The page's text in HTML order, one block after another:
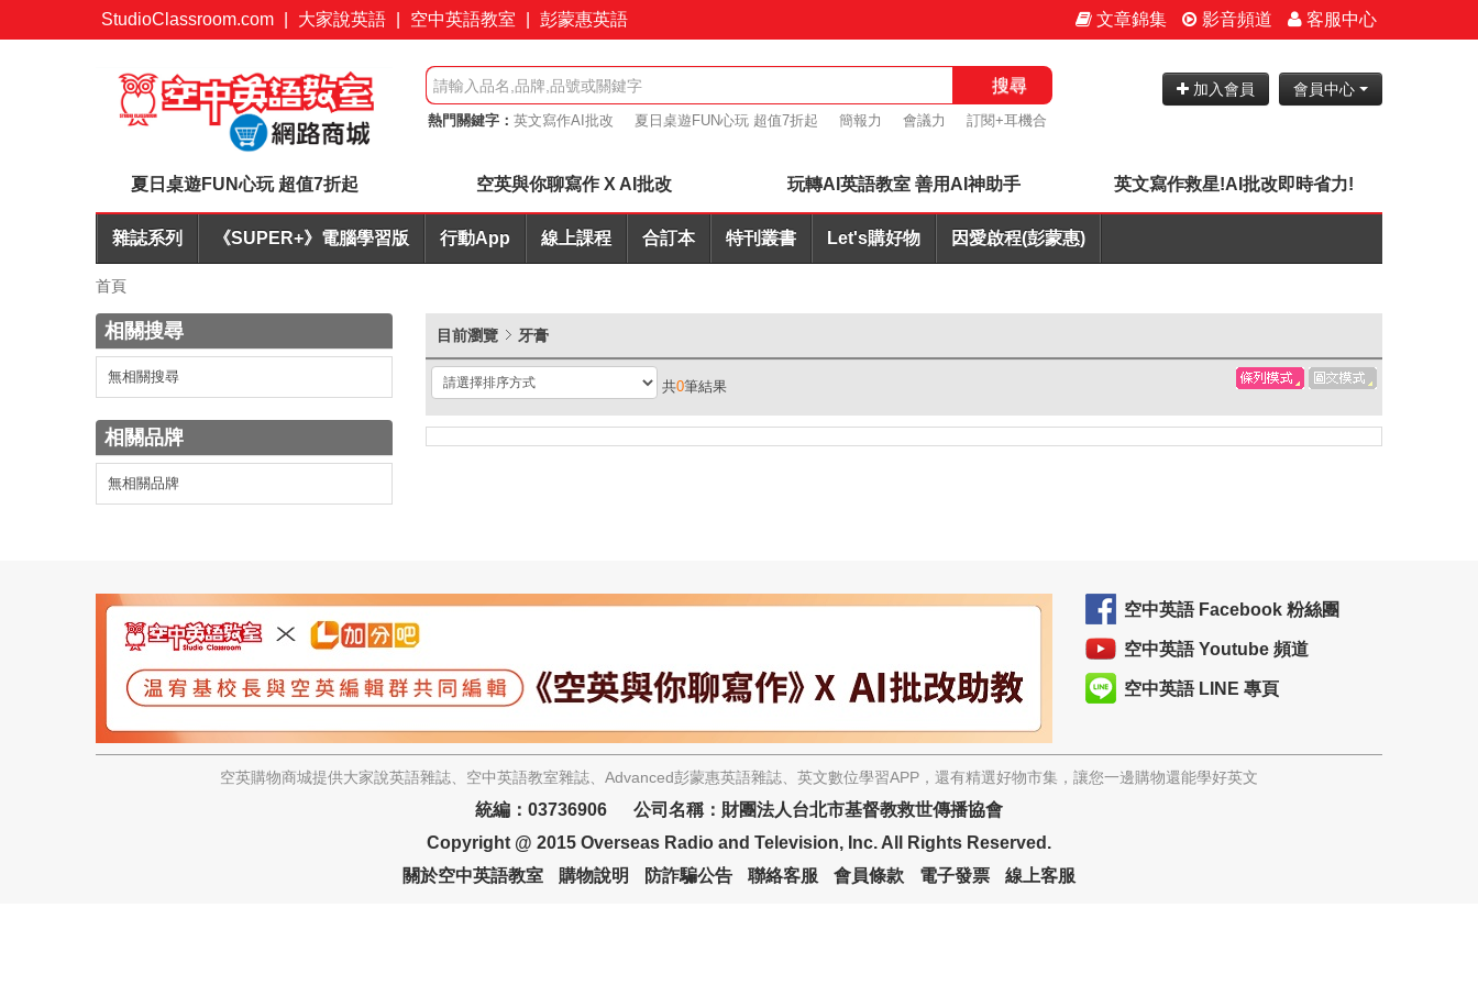
StudioClassroom.com 大家說英語 空中英語教室 彭蒙惠英語 文章錦集 影音頻道 客服中心
搜尋
熱門關鍵字： 英文寫作AI批改 夏日桌遊FUN心玩 超值7折起 簡報力 會議力
訂閱+耳機合
加入會員 會員中心
夏日桌遊FUN心玩 超值7折起 空英與你聊寫作 X AI批改 玩轉AI英語教室 善用AI神助手 英文寫作救星!AI批改即時省力!
雜誌系列 《SUPER+》電腦學習版 行動App 線上課程 合訂本 特刊叢書 Let's購好物 因愛啟程(彭蒙惠)
首頁
相關搜尋
無相關搜尋
相關品牌
無相關品牌
目前瀏覽 牙膏
共0筆結果
空中英語 Facebook 粉絲團
空中英語 Youtube 頻道
空中英語 LINE 專頁
空英購物商城提供大家說英語雜誌、空中英語教室雜誌、Advanced彭蒙惠英語雜誌、英文數位學習APP，還有精選好物市集，讓您一邊購物還能學好英文
統編：03736906 公司名稱：財團法人台北市基督教救世傳播協會
Copyright @ 2015 Overseas Radio and Television, Inc. All Rights Reserved.
關於空中英語教室
購物說明 防詐騙公告 聯絡客服 會員條款 電子發票 線上客服